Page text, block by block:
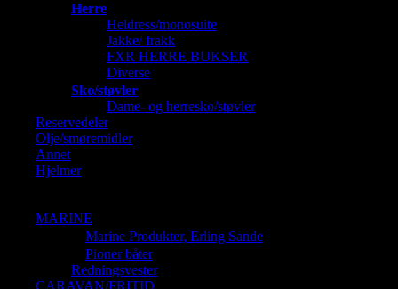
Herre
Heldress/monosuite
Jakke/ frakk
FXR HERRE BUKSER
Diverse
Sko/støvler
Dame- og herresko/støvler
Reservedeler
Olje/smøremidler
Annet
Hjelmer
MARINE
Marine Produkter, Erling Sande
Pioner båter
Redningsvester
CARAVAN/FRITID